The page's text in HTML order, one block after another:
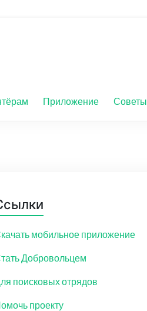
Приложение Советы
мобильное приложение
Добровольцем
поисковых отрядов
проекту